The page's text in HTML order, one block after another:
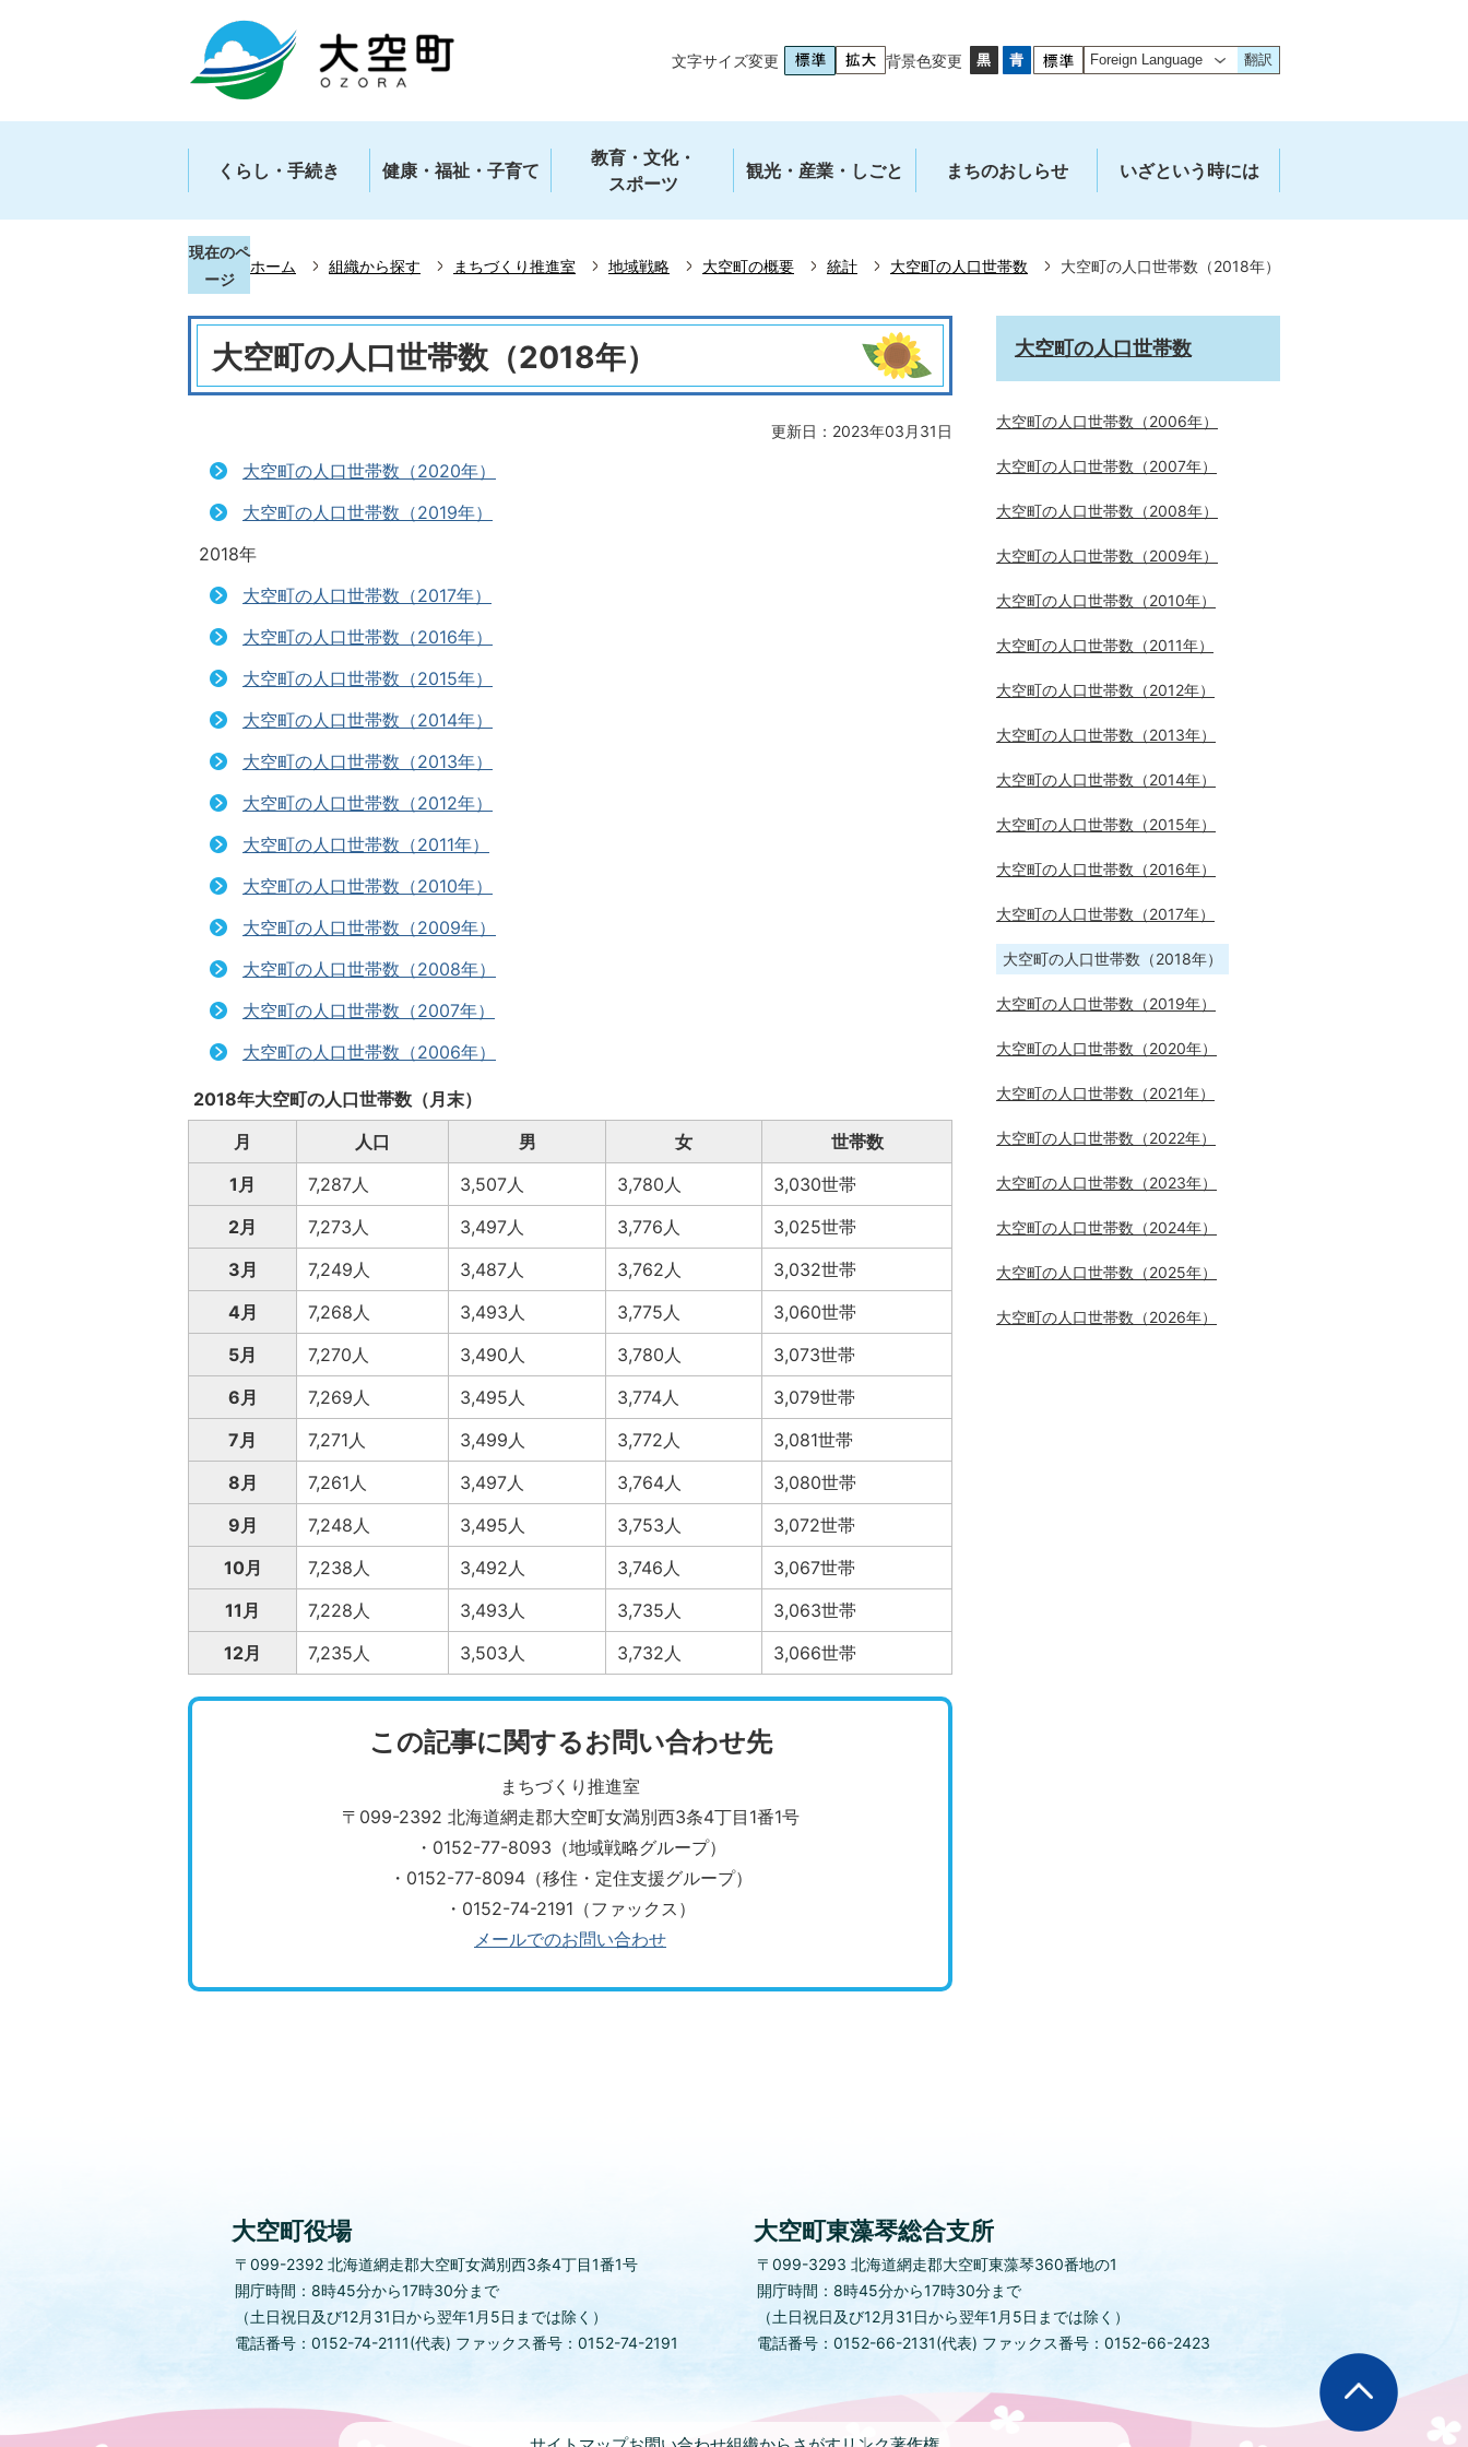
文字サイズ変更 背景色変更 翻訳
くらし・手続き 健康・福祉・子育て
教育・文化・
スポーツ
観光・産業・しごと まちのおしらせ いざという時には
現在のペ
ージ
ホーム 組織から探す まちづくり推進室 地域戦略 大空町の概要 統計 大空町の人口世帯数 大空町の人口世帯数（2018年）
大空町の人口世帯数（2018年）
更新日：2023年03月31日
大空町の人口世帯数（2020年）
大空町の人口世帯数（2019年）
2018年
大空町の人口世帯数（2017年）
大空町の人口世帯数（2016年）
大空町の人口世帯数（2015年）
大空町の人口世帯数（2014年）
大空町の人口世帯数（2013年）
大空町の人口世帯数（2012年）
大空町の人口世帯数（2011年）
大空町の人口世帯数（2010年）
大空町の人口世帯数（2009年）
大空町の人口世帯数（2008年）
大空町の人口世帯数（2007年）
大空町の人口世帯数（2006年）
2018年大空町の人口世帯数（月末）
月
人口 男 女
世帯数
1月
7,287人 3,507人 3,780人
3,030世帯
2月
7,273人 3,497人 3,776人
3,025世帯
3月
7,249人 3,487人 3,762人
3,032世帯
4月
7,268人 3,493人 3,775人
3,060世帯
5月
7,270人 3,490人 3,780人
3,073世帯
6月
7,269人 3,495人 3,774人
3,079世帯
7月
7,271人 3,499人 3,772人
3,081世帯
8月
7,261人 3,497人 3,764人
3,080世帯
9月
7,248人 3,495人 3,753人
3,072世帯
10月
7,238人 3,492人 3,746人
3,067世帯
11月
7,228人 3,493人 3,735人
3,063世帯
12月
7,235人 3,503人 3,732人 3,066世帯
この記事に関するお問い合わせ先
まちづくり推進室
〒099-2392 北海道網走郡大空町女満別西3条4丁目1番1号
・0152-77-8093（地域戦略グループ）
・0152-77-8094（移住・定住支援グループ）
・0152-74-2191（ファックス）
メールでのお問い合わせ
大空町の人口世帯数
大空町の人口世帯数（2006年）
大空町の人口世帯数（2007年）
大空町の人口世帯数（2008年）
大空町の人口世帯数（2009年）
大空町の人口世帯数（2010年）
大空町の人口世帯数（2011年）
大空町の人口世帯数（2012年）
大空町の人口世帯数（2013年）
大空町の人口世帯数（2014年）
大空町の人口世帯数（2015年）
大空町の人口世帯数（2016年）
大空町の人口世帯数（2017年）
大空町の人口世帯数（2018年）
大空町の人口世帯数（2019年）
大空町の人口世帯数（2020年）
大空町の人口世帯数（2021年）
大空町の人口世帯数（2022年）
大空町の人口世帯数（2023年）
大空町の人口世帯数（2024年）
大空町の人口世帯数（2025年）
大空町の人口世帯数（2026年）
大空町役場
〒099-2392 北海道網走郡大空町女満別西3条4丁目1番1号
開庁時間：8時45分から17時30分まで
（土日祝日及び12月31日から翌年1月5日までは除く）
電話番号：0152-74-2111(代表) ファックス番号：0152-74-2191
大空町東藻琴総合支所
〒099-3293北海道網走郡大空町東藻琴360番地の1
開庁時間：8時45分から17時30分まで
（土日祝日及び12月31日から翌年1月5日までは除く）
電話番号：0152-66-2131(代表) ファックス番号：0152-66-2423